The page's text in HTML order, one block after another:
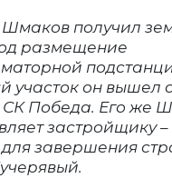
Шмаков получил
размещение
участок он вышел
Победа. Его же
застройщику
завершения